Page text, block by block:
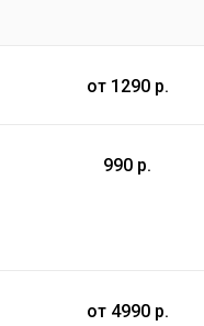
от 1290 р.
990 р.
от 4990 р.